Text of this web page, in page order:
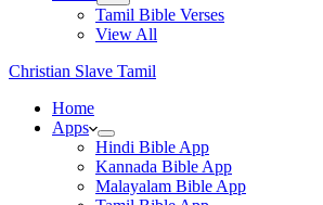
Tamil Bible Verses
View All
Christian Slave Tamil
Home
Apps
Hindi Bible App
Kannada Bible App
Malayalam Bible App